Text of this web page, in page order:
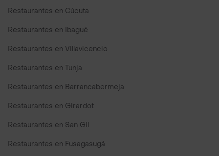
Restaurantes en Cúcuta
Restaurantes en Ibagué
Restaurantes en Villavicencio
Restaurantes en Tunja
Restaurantes en Barrancabermeja
Restaurantes en Girardot
Restaurantes en San Gil
Restaurantes en Fusagasugá